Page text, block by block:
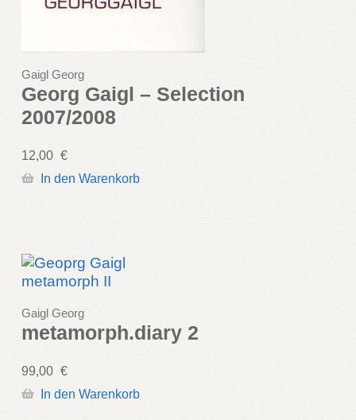
Gaigl Georg
Georg Gaigl – Selection
2007/2008
12,00 €
In den Warenkorb
Gaigl Georg
metamorph.diary 2
99,00 €
In den Warenkorb